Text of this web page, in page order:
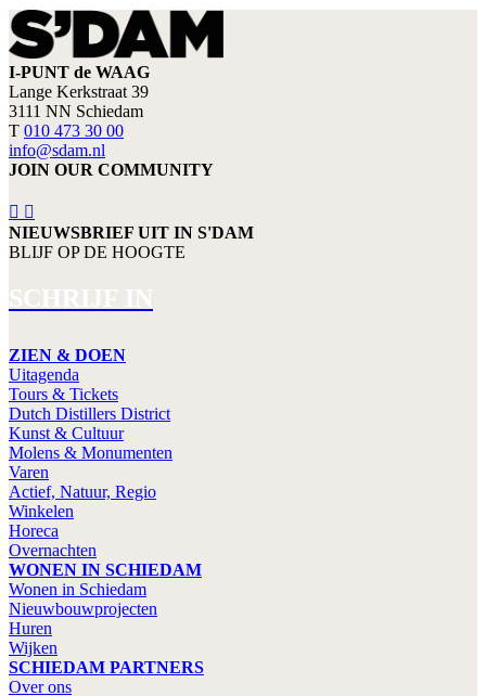
I-PUNT de WAAG
Lange Kerkstraat 39
3111 NN Schiedam
T 010 473 30 00
info@sdam.nl
JOIN OUR COMMUNITY
NIEUWSBRIEF UIT IN S'DAM
BLIJF OP DE HOOGTE
SCHRIJF IN
ZIEN & DOEN
Uitagenda
Tours & Tickets
Dutch Distillers District
Kunst & Cultuur
Molens & Monumenten
Varen
Actief, Natuur, Regio
Winkelen
Horeca
Overnachten
WONEN IN SCHIEDAM
Wonen in Schiedam
Nieuwbouwprojecten
Huren
Wijken
SCHIEDAM PARTNERS
Over ons